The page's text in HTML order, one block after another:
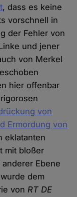
, dass es keine
vorschnell in
der Fehler von
und jener
von Merkel
hier offenbar
von
Ermordung von
eklatanten
mit bloßer
Ebene
dem
vonRT DE